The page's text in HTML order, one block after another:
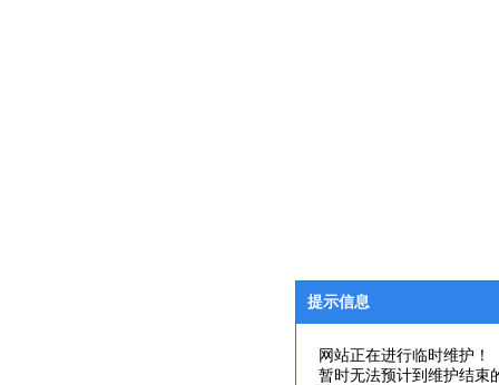
提示信息
网站正在进行临时维护！
暂时无法预计到维护结束